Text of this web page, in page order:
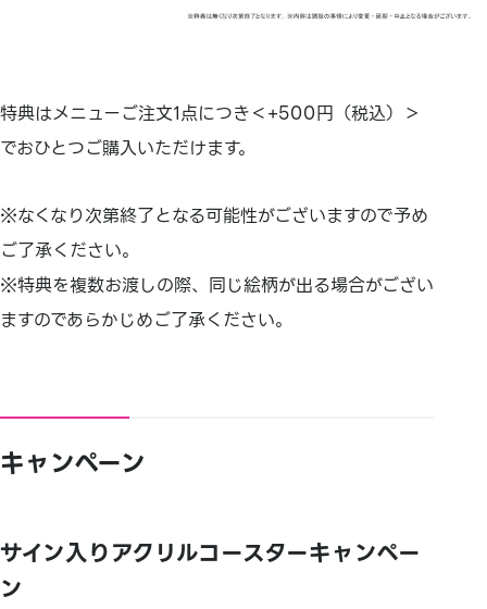
特典はメニューご注文1点につき＜+500円（税込）＞
でおひとつご購入いただけます。
※なくなり次第終了となる可能性がございますので予め
ご了承ください。
※特典を複数お渡しの際、同じ絵柄が出る場合がござい
ますのであらかじめご了承ください。
キャンペーン
サイン入りアクリルコースターキャンペー
ン